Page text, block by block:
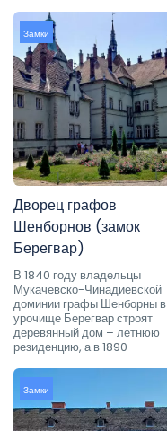
Замки
Дворец графов
Шенборнов (замок
Берегвар)
В 1840 году владельцы
Мукачевско-Чинадиевской
доминии графы Шенборны в
урочище Берегвар строят
деревянный дом – летнюю
резиденцию, а в 1890
Замки